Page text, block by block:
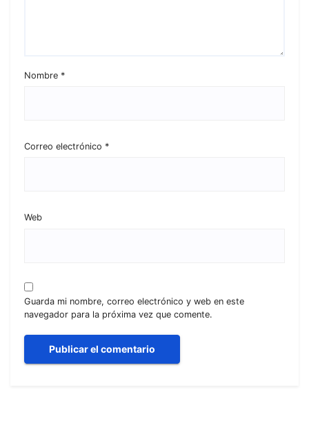
Nombre *
Correo electrónico *
Web
Guarda mi nombre, correo electrónico y web en este
navegador para la próxima vez que comente.